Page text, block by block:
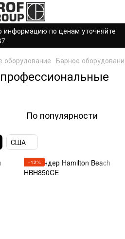
по ценам уточняйте
оборудование Барное
По популярности
США
−12%